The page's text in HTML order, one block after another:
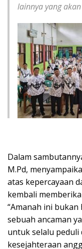
lainnya yang
Dalam
M.Pd,
atas kepercayaan
kembali
“Amanah ini
sebuah ancaman
untuk selalu
kesejahteraan